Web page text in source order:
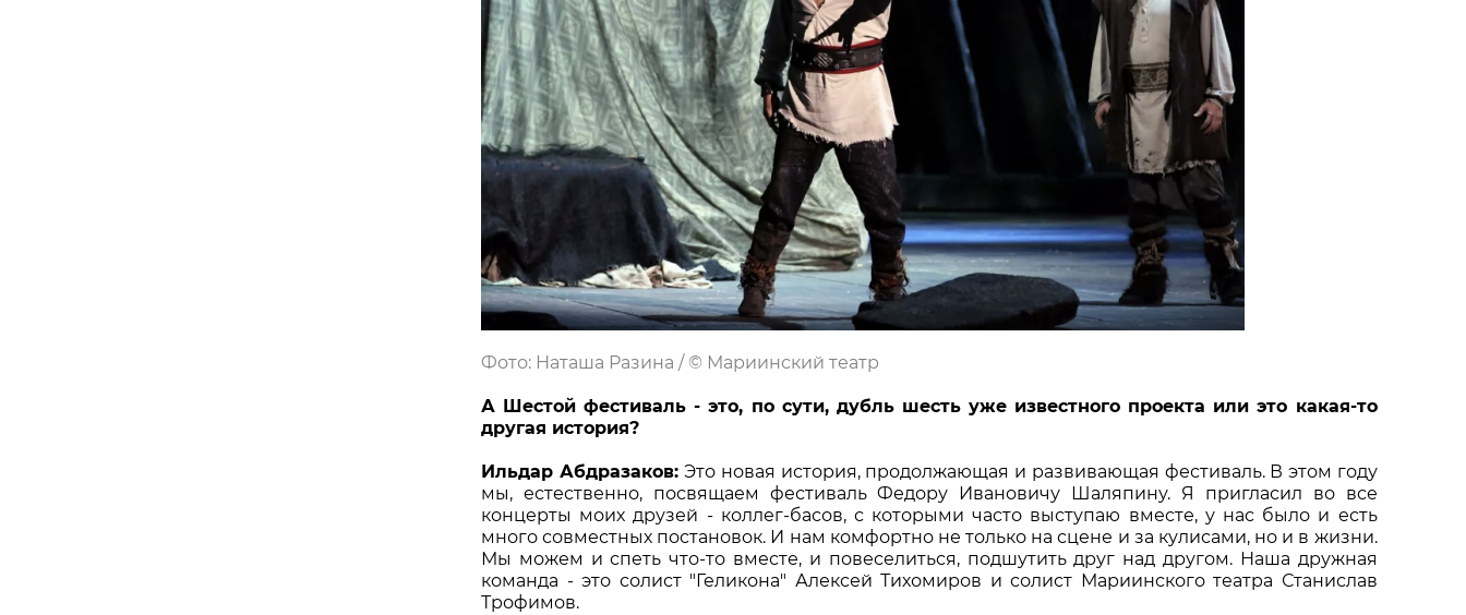
Фото: Наташа Разина / © Мариинский театр
А Шестой фестиваль - это, по сути, дубль шесть уже известного проекта или это какая-то
другая история?
Ильдар Абдразаков:Это новая история, продолжающая и развивающая фестиваль. В этом году
мы, естественно, посвящаем фестиваль Федору Ивановичу Шаляпину. Я пригласил во все
концерты моих друзей - коллег-басов, с которыми часто выступаю вместе, у нас было и есть
много совместных постановок. И нам комфортно не только на сцене и за кулисами, но и в жизни.
Мы можем и спеть что-то вместе, и повеселиться, подшутить друг над другом. Наша дружная
команда - это солист "Геликона" Алексей Тихомиров и солист Мариинского театра Станислав
Трофимов.